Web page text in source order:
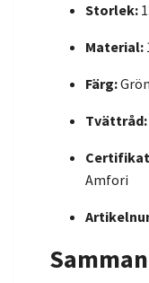
Storlek:
Material:
Färg:Grön
Tvättråd:
Amfori